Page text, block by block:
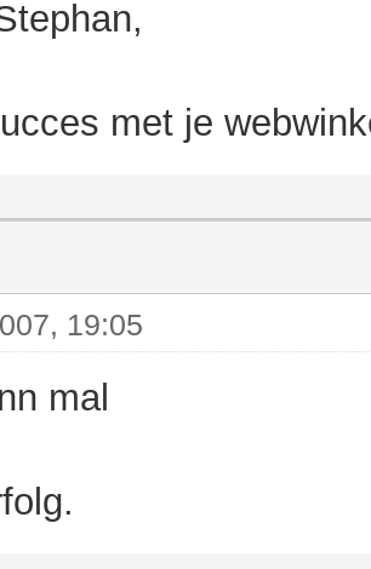
met je
19:05
mal